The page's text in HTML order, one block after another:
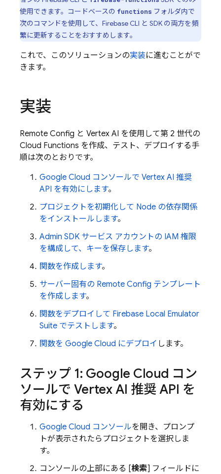
使用できます。コードベースの functions フォルダ内で
次のコマンドを使用して、 Firebase CLI と SDK の両方を頻
繁に更新することをおすすめします。
これで、このソリューションの実装に進むことがで
きます。
実装
Remote Config と Vertex AI を使用して第 2 世代の
Cloud Functions を作成、テスト、デプロイする手
順は次のとおりです。
Google Cloud コンソールで Vertex AI 推奨
API を有効にします。
プロジェクトを初期化して Node の依存関係
をインストールします。
Admin SDK サービス アカウントの IAM 権限
を構成して、キーを保存します。
関数を作成します。
サーバー固有の Remote Config テンプレート
を作成します。
関数をデプロイして Firebase Local Emulator
Suite でテストします。
関数を Google Cloud にデプロイ します。
ステップ 1: Google Cloud コン
ソールで Vertex AI 推奨 API を
有効にする
Google Cloud コンソールを開き、プロンプ
トが表示されたらプロジェクトを選択しま
す。
コンソールの上部にある [検索] フィールドに